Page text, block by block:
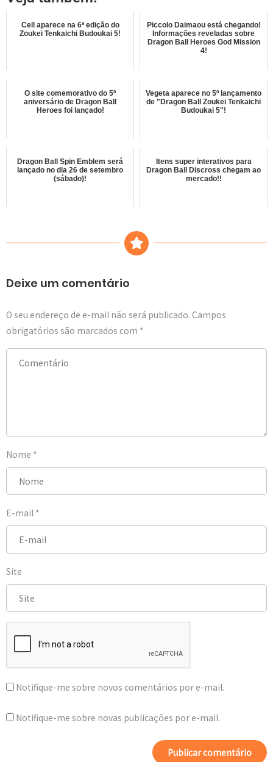
Cell aparece na 6ª edição do
Zoukei Tenkaichi Budoukai 5!
Piccolo Daimaou está chegando!
Informações reveladas sobre
Dragon Ball Heroes God Mission
4!
O site comemorativo do 5º
aniversário de Dragon Ball
Heroes foi lançado!
Vegeta aparece no 5º lançamento
de "Dragon Ball Zoukei Tenkaichi
Budoukai 5"!
Dragon Ball Spin Emblem será
lançado no dia 26 de setembro
(sábado)!
Itens super interativos para
Dragon Ball Discross chegam ao
mercado!!
Deixe um comentário
O seu endereço de e-mail não será publicado. Campos
obrigatórios são marcados com *
Nome *
E-mail *
Site
Notifique-me sobre novos comentários por e-mail.
Notifique-me sobre novas publicações por e-mail.